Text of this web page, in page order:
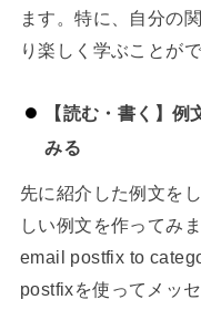
ます。特に、自分の
り楽しく学ぶことが
【読む・書く】
みる
先に紹介した例文を
しい例文を作ってみ
email postfix to
postfixを使ってメッ